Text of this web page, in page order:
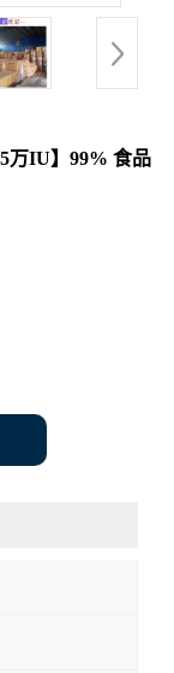
万IU】99% 食品